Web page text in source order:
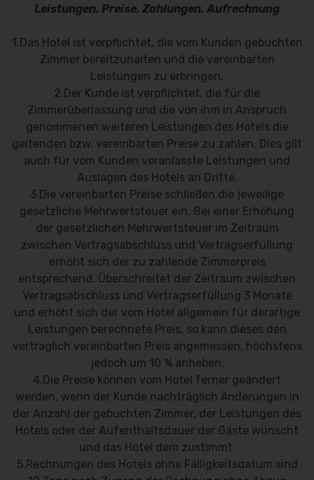
Leistungen, Preise, Zahlungen, Aufrechnung
1.Das Hotel ist verpflichtet, die vom Kunden gebuchten
Zimmer bereitzuhalten und die vereinbarten
Leistungen zu erbringen.
2.Der Kunde ist verpflichtet, die für die
Zimmerüberlassung und die von ihm in Anspruch
genommenen weiteren Leistungen des Hotels die
geltenden bzw. vereinbarten Preise zu zahlen. Dies gilt
auch für vom Kunden veranlasste Leistungen und
Auslagen des Hotels an Dritte.
3.Die vereinbarten Preise schließen die jeweilige
gesetzliche Mehrwertsteuer ein. Bei einer Erhöhung
der gesetzlichen Mehrwertsteuer im Zeitraum
zwischen Vertragsabschluss und Vertragserfüllung
erhöht sich der zu zahlende Zimmerpreis
entsprechend. Überschreitet der Zeitraum zwischen
Vertragsabschluss und Vertragserfüllung 3 Monate
und erhöht sich der vom Hotel allgemein für derartige
Leistungen berechnete Preis, so kann dieses den
vertraglich vereinbarten Preis angemessen, höchstens
jedoch um 10 % anheben.
4.Die Preise können vom Hotel ferner geändert
werden, wenn der Kunde nachträglich Änderungen in
der Anzahl der gebuchten Zimmer, der Leistungen des
Hotels oder der Aufenthaltsdauer der Gäste wünscht
und das Hotel dem zustimmt.
5.Rechnungen des Hotels ohne Fälligkeitsdatum sind